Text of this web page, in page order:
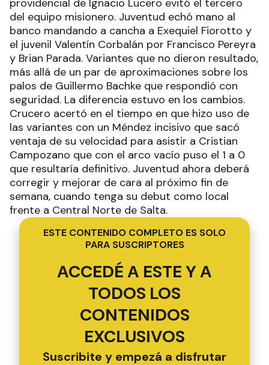
del equipo misionero. Juventud echó mano al
banco mandando a cancha a Exequiel Fiorotto y
el juvenil Valentín Corbalán por Francisco Pereyra
y Brian Parada. Variantes que no dieron resultado,
más allá de un par de aproximaciones sobre los
palos de Guillermo Bachke que respondió con
seguridad. La diferencia estuvo en los cambios.
Crucero acertó en el tiempo en que hizo uso de
las variantes con un Méndez incisivo que sacó
ventaja de su velocidad para asistir a Cristian
Campozano que con el arco vacío puso el 1 a 0
que resultaría definitivo. Juventud ahora deberá
corregir y mejorar de cara al próximo fin de
semana, cuando tenga su debut como local
frente a Central Norte de Salta.
ESTE CONTENIDO COMPLETO ES SOLO
PARA SUSCRIPTORES
ACCEDÉ A ESTE Y A
TODOS LOS
CONTENIDOS
EXCLUSIVOS
Suscribite y empezá a disfrutar